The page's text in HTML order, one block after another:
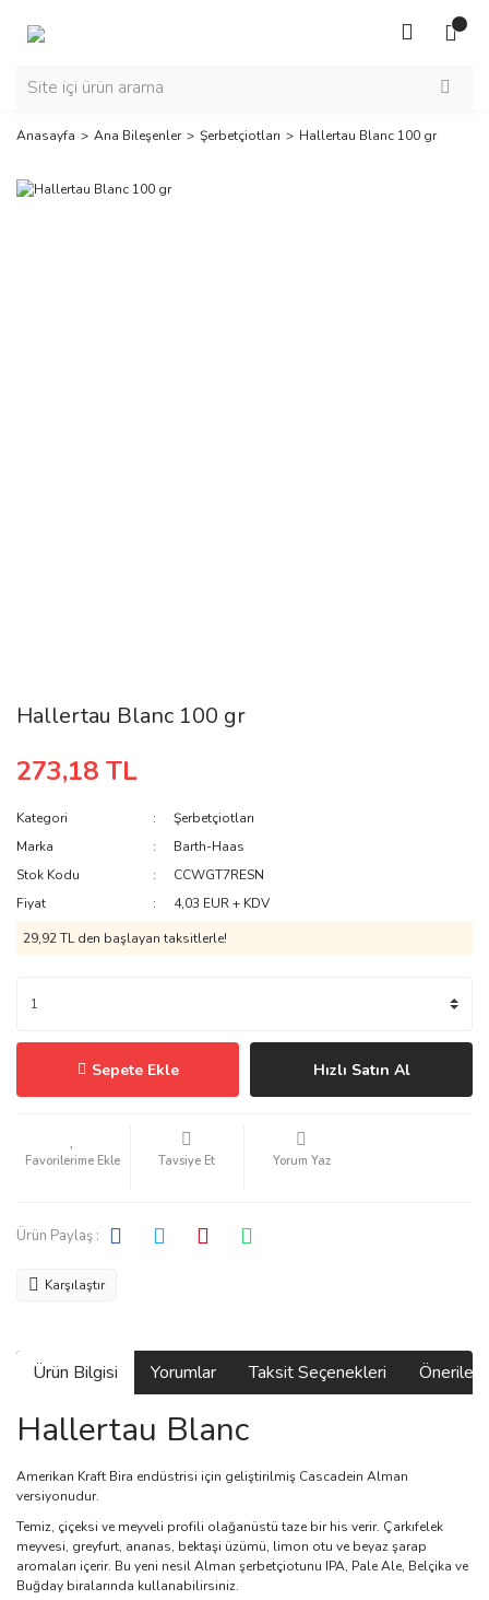
Anasayfa Ana Bileşenler Şerbetçiotları Hallertau Blanc 100 gr
Hallertau Blanc 100 gr
273,18 TL
Kategori
Şerbetçiotları
Marka
Barth-Haas
Stok Kodu
CCWGT7RESN
Fiyat
4,03 EUR + KDV
29,92 TL den başlayan taksitlerle!
Sepete Ekle Hızlı Satın Al
Tavsiye Et Yorum Yaz
Ürün Paylaş :
Karşılaştır
Ürün Bilgisi Yorumlar Taksit Seçenekleri
Hallertau Blanc
Amerikan Kraft Bira endüstrisi için geliştirilmiş Cascadein Alman
versiyonudur.
Temiz, çiçeksi ve meyveli profili olağanüstü taze bir his verir. Çarkıfelek
meyvesi, greyfurt, ananas, bektaşi üzümü, limon otu ve beyaz şarap
aromaları içerir. Bu yeni nesil Alman şerbetçiotunu IPA, Pale Ale, Belçika ve
Buğday biralarında kullanabilirsiniz.